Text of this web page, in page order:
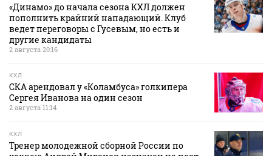
«Динамо» до начала сезона КХЛ должен
пополнить крайний нападающий. Клуб
ведет переговоры с Гусевым, но есть и
другие кандидаты
2 августа 20:16
КХЛ
СКА арендовал у «Коламбуса» голкипера
Сергея Иванова на один сезон
2 августа 11:14
КХЛ
Тренер молодежной сборной России по